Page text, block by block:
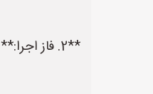
**2. فاز اجرا:**